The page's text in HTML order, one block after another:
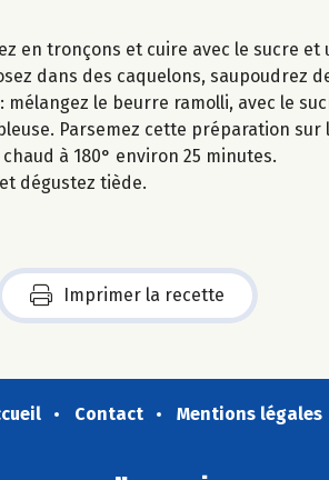
en tronçons et cuire avec le sucre
dans des caquelons, saupoudrez
le beurre ramolli, avec le
Parsemez cette préparation sur
à 180° environ 25 minutes.
dégustez tiède.
Imprimer la recette
Contact Mentions légales